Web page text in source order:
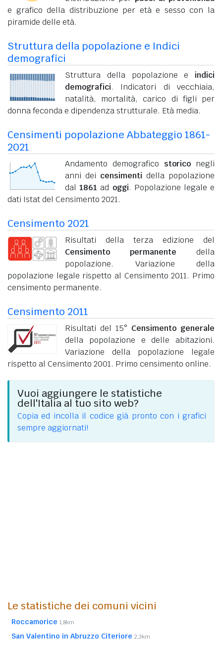
e grafico della distribuzione per età e sesso con la
piramide delle età.
Struttura della popolazione e Indici
demografici
Struttura della popolazione e indici
demografici. Indicatori di vecchiaia,
natalità, mortalità, carico di figli per
donna feconda e dipendenza strutturale. Età media.
Censimenti popolazione Abbateggio 1861-
2021
Andamento demografico storico negli
anni dei censimenti della popolazione
dal1861 ad oggi. Popolazione legale e
dati Istat del Censimento 2021.
Censimento 2021
Risultati della terza edizione del
Censimento permanente della
popolazione. Variazione della
popolazione legale rispetto al Censimento 2011. Primo
censimento permanente.
Censimento 2011
Risultati del 15° Censimento generale
della popolazione e delle abitazioni.
Variazione della popolazione legale
rispetto al Censimento 2001. Primo censimento online.
Vuoi aggiungere le statistiche
dell'Italia al tuo sito web?
Copia ed incolla il codice già pronto con i grafici
sempre aggiornati!
Le statistiche dei comuni vicini
Roccamorice 1,8km
San Valentino in Abruzzo Citeriore 2,3km